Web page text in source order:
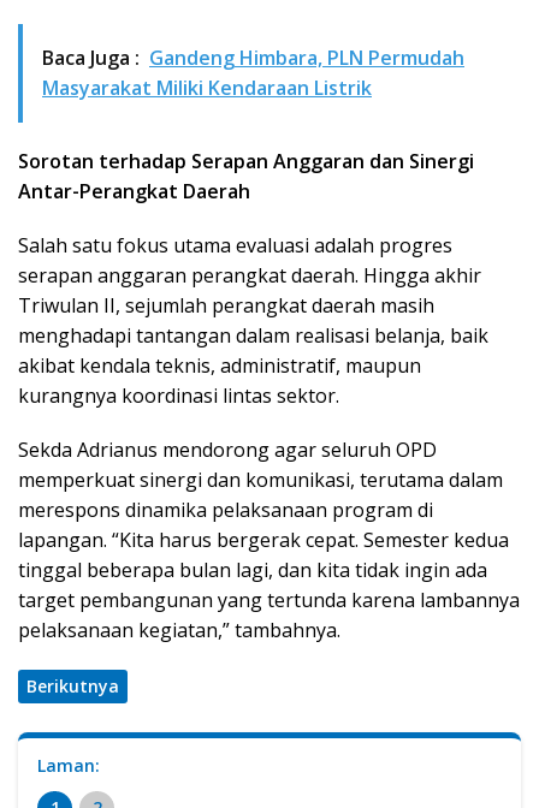
Baca Juga : Gandeng Himbara, PLN Permudah
Masyarakat Miliki Kendaraan Listrik
Sorotan terhadap Serapan Anggaran dan Sinergi
Antar-Perangkat Daerah
Salah satu fokus utama evaluasi adalah progres
serapan anggaran perangkat daerah. Hingga akhir
Triwulan II, sejumlah perangkat daerah masih
menghadapi tantangan dalam realisasi belanja, baik
akibat kendala teknis, administratif, maupun
kurangnya koordinasi lintas sektor.
Sekda Adrianus mendorong agar seluruh OPD
memperkuat sinergi dan komunikasi, terutama dalam
merespons dinamika pelaksanaan program di
lapangan. “Kita harus bergerak cepat. Semester kedua
tinggal beberapa bulan lagi, dan kita tidak ingin ada
target pembangunan yang tertunda karena lambannya
pelaksanaan kegiatan,” tambahnya.
Berikutnya
Laman: